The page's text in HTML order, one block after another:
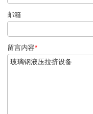
邮箱
留言内容*